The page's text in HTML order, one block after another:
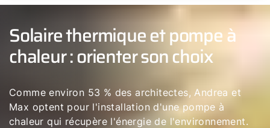
Solaire thermique et pompe à
chaleur : orienter son choix
Comme environ 53 % des architectes, Andrea et
Max optent pour l'installation d'une pompe à
chaleur qui récupère l'énergie de l'environnement.